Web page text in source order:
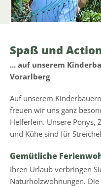
Spaß und
... auf unserem
Vorarlberg
Auf unserem
freuen wir uns ganz
Helferlein. Unsere Ponys,
und Kühe sind für
Gemütliche
Ihren Urlaub verbringen
Naturholzwohnungen.